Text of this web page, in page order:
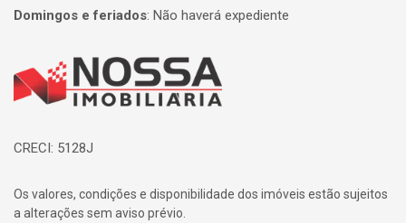
Domingos e feriados: Não haverá expediente
Página inicial
CRECI: 5128J
Os valores, condições e disponibilidade dos imóveis estão sujeitos
a alterações sem aviso prévio.